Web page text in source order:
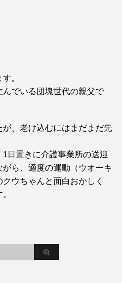
。
でいる団塊世代の親父で
、老け込むにはまだまだ先
日置きに介護事業所の送迎
ら、適度の運動（ウオーキ
ウちゃんと面白おかしく